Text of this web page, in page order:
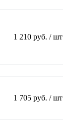
1 210 руб. / шт
1 705 руб. / шт